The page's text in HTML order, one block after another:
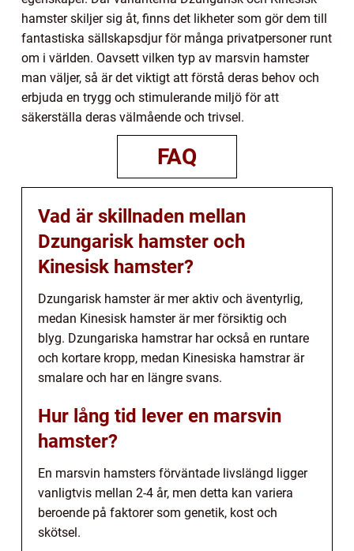
hamster skiljer sig åt, finns det likheter som gör dem till
fantastiska sällskapsdjur för många privatpersoner runt
om i världen. Oavsett vilken typ av marsvin hamster
man väljer, så är det viktigt att förstå deras behov och
erbjuda en trygg och stimulerande miljö för att
säkerställa deras välmående och trivsel.
FAQ
Vad är skillnaden mellan
Dzungarisk hamster och
Kinesisk hamster?
Dzungarisk hamster är mer aktiv och äventyrlig,
medan Kinesisk hamster är mer försiktig och
blyg. Dzungariska hamstrar har också en runtare
och kortare kropp, medan Kinesiska hamstrar är
smalare och har en längre svans.
Hur lång tid lever en marsvin
hamster?
En marsvin hamsters förväntade livslängd ligger
vanligtvis mellan 2-4 år, men detta kan variera
beroende på faktorer som genetik, kost och
skötsel.